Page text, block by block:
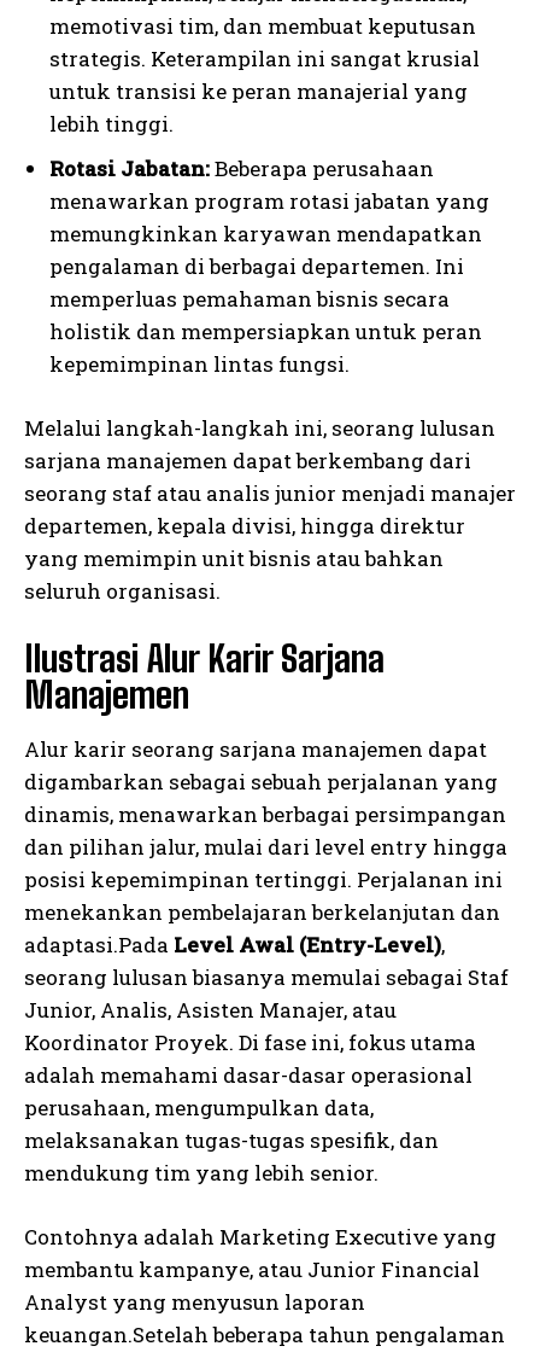
memotivasi tim, dan membuat keputusan
strategis. Keterampilan ini sangat krusial
untuk transisi ke peran manajerial yang
lebih tinggi.
Rotasi Jabatan:Beberapa perusahaan
menawarkan program rotasi jabatan yang
memungkinkan karyawan mendapatkan
pengalaman di berbagai departemen. Ini
memperluas pemahaman bisnis secara
holistik dan mempersiapkan untuk peran
kepemimpinan lintas fungsi.
Melalui langkah-langkah ini, seorang lulusan
sarjana manajemen dapat berkembang dari
seorang staf atau analis junior menjadi manajer
departemen, kepala divisi, hingga direktur
yang memimpin unit bisnis atau bahkan
seluruh organisasi.
Ilustrasi Alur Karir Sarjana
Manajemen
Alur karir seorang sarjana manajemen dapat
digambarkan sebagai sebuah perjalanan yang
dinamis, menawarkan berbagai persimpangan
dan pilihan jalur, mulai dari level entry hingga
posisi kepemimpinan tertinggi. Perjalanan ini
menekankan pembelajaran berkelanjutan dan
adaptasi.Pada Level Awal (Entry-Level),
seorang lulusan biasanya memulai sebagai Staf
Junior, Analis, Asisten Manajer, atau
Koordinator Proyek. Di fase ini, fokus utama
adalah memahami dasar-dasar operasional
perusahaan, mengumpulkan data,
melaksanakan tugas-tugas spesifik, dan
mendukung tim yang lebih senior.
Contohnya adalah Marketing Executive yang
membantu kampanye, atau Junior Financial
Analyst yang menyusun laporan
keuangan.Setelah beberapa tahun pengalaman